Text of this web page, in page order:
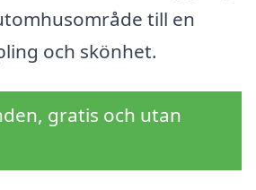
till en
och skönhet.
gratis och utan